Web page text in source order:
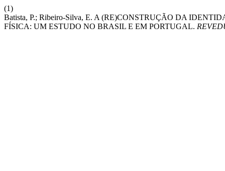
(1)
Batista, P.; Ribeiro-Silva, E. A (RE)CONSTRUÇÃO DA
FÍSICA: UM ESTUDO NO BRASIL E EM PORTUGAL.